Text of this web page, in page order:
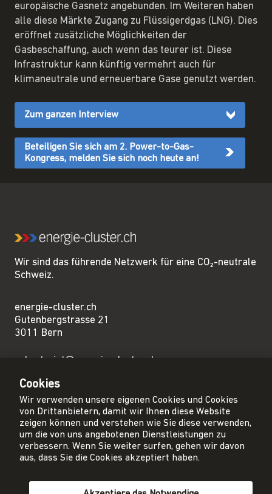
europäische Gasnetz angebunden. Im Weiteren haben
alle diese Märkte Zugang zu Flüssigerdgas (LNG). Dies
eröffnet zusätzliche Möglichkeiten der
Gasbeschaffung, auch wenn das teurer ist. Diese
Infrastruktur kann künftig vermehrt auch für
klimaneutrale und erneuerbare Gase genutzt werden.
Zum ganzen Interview
Beteiligen Sie sich am 2. Power-to-Gas-
Kongress, melden Sie sich noch heute an!
Wir sind das führende Netzwerk für eine CO₂-neutrale
Schweiz.
energie-cluster.ch
Gutenbergstrasse 21
3011 Bern
sekretariat@energie-cluster.ch
Privacy Policy
Impressum
AGB
Cookies
Wir verwenden unsere eigenen Cookies und Cookies
von Drittanbietern, damit wir Ihnen diese Website
zeigen können und verstehen wie Sie diese verwenden,
um die von uns angebotenen Dienstleistungen zu
verbessern. Wenn Sie weiter surfen, gehen wir davon
aus, dass Sie die Cookies akzeptiert haben.